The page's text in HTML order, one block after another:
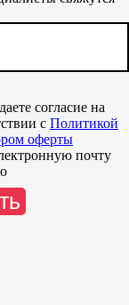
согласие на
с Политикой
оферты
почту